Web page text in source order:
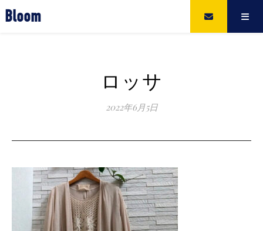
Bloom
ロッサ
2022年6月5日